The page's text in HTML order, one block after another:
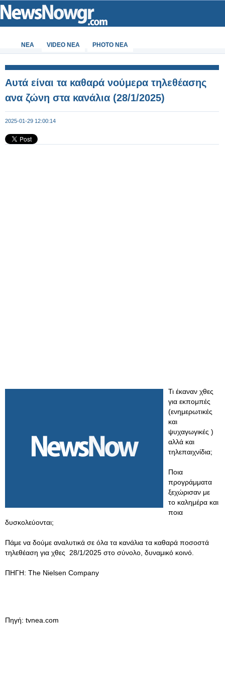
ΝΕΑ VIDEO NEA PHOTO NEA
Αυτά είναι τα καθαρά νούμερα τηλεθέασης
ανα ζώνη στα κανάλια (28/1/2025)
2025-01-29 12:00:14
Τι έκαναν χθες
για εκπομπές
(ενημερωτικές
και
ψυχαγωγικές )
αλλά και
τηλεπαιχνίδια;
Ποια
προγράμματα
ξεχώρισαν με
το καλημέρα και
ποια
δυσκολεύονται;
Πάμε να δούμε αναλυτικά σε όλα τα κανάλια τα καθαρά ποσοστά
τηλεθέαση για χθες 28/1/2025 στο σύνολο, δυναμικό κοινό.
ΠΗΓΗ: The Nielsen Company
Πηγή: tvnea.com